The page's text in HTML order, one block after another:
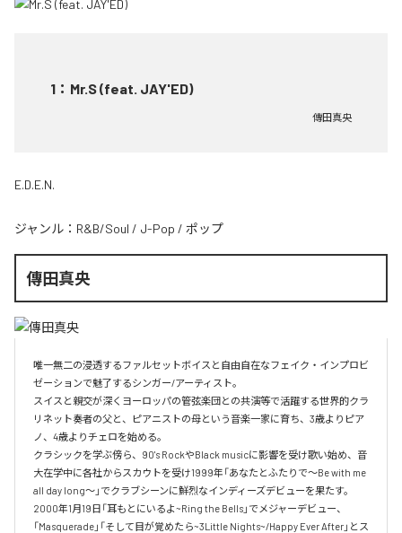
1 ： Mr.S (feat. JAY'ED)
傳田真央
E.D.E.N.
ジャンル： R&B/Soul / J-Pop / ポップ
傳田真央
唯一無二の浸透するファルセットボイスと自由自在なフェイク・インプロビ
ゼーションで魅了するシンガー/アーティスト。
スイスと親交が深くヨーロッパの管弦楽団との共演等で活躍する世界的クラ
リネット奏者の父と、ピアニストの母という音楽一家に育ち、3歳よりピア
ノ、4歳よりチェロを始める。
クラシックを学ぶ傍ら、90's RockやBlack musicに影響を受け歌い始め、音
大在学中に各社からスカウトを受け1999年「あなたとふたりで～Be with me
all day long～」でクラブシーンに鮮烈なインディーズデビューを果たす。
2000年1月19日「耳もとにいるよ~Ring the Bells」でメジャーデビュー、
「Masquerade」「そして目が覚めたら~3Little Nights~/Happy Ever After」とス